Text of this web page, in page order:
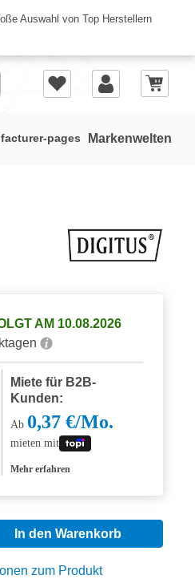
Auswahl von Top Herstellern
Markenwelten
AM 10.08.2026
Miete für B2B-
Kunden:
Ab 0,37 €/Mo.
mieten mit
Mehr erfahren
den gewünschten
In den Warenkorb
zum Produkt